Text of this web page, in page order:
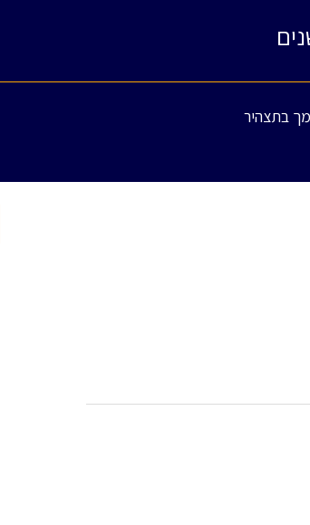
בתצהיר